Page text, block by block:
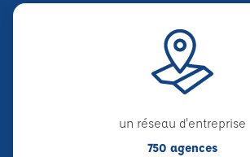
un réseau d'entreprise
750 agences